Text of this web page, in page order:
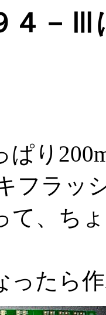
４－Ⅲ
ぱり
フラッ
て、ち
ったら